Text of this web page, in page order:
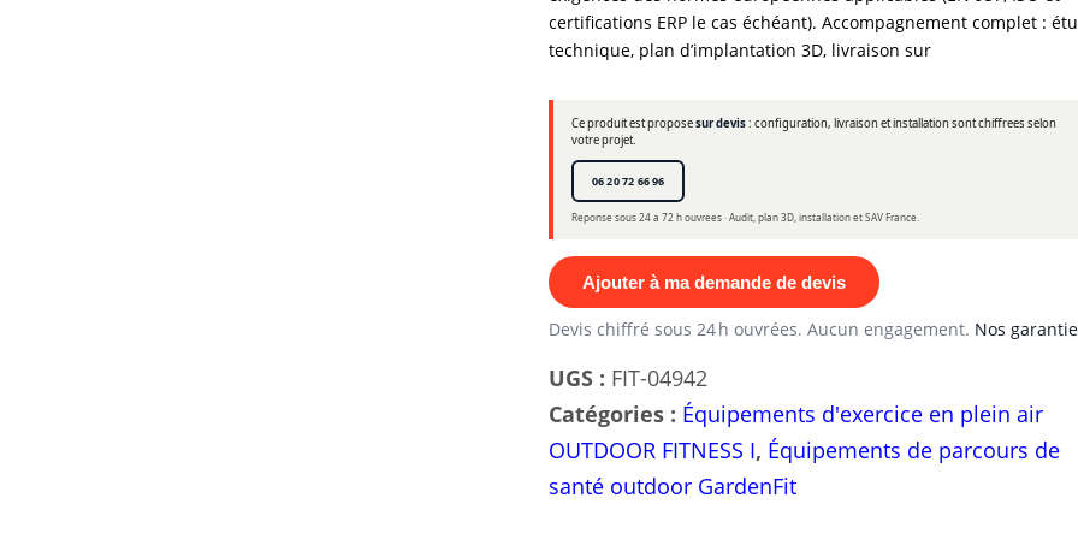
certifications ERP le cas échéant). Accompagnement complet :
technique, plan d’implantation 3D, livraison sur
Ce produit est proposesur devis: configuration, livraison et installation sont chiffrees selon
votre projet.
06 20 72 66 96
Reponse sous 24 a 72 h ouvrees · Audit, plan 3D, installation et SAV France.
Ajouter à ma demande de devis
Devis chiffré sous 24 h ouvrées. Aucun engagement. Nos
UGS : FIT-04942
Catégories : Équipements d'exercice en plein air
OUTDOOR FITNESS I, Équipements de parcours de
santé outdoor GardenFit